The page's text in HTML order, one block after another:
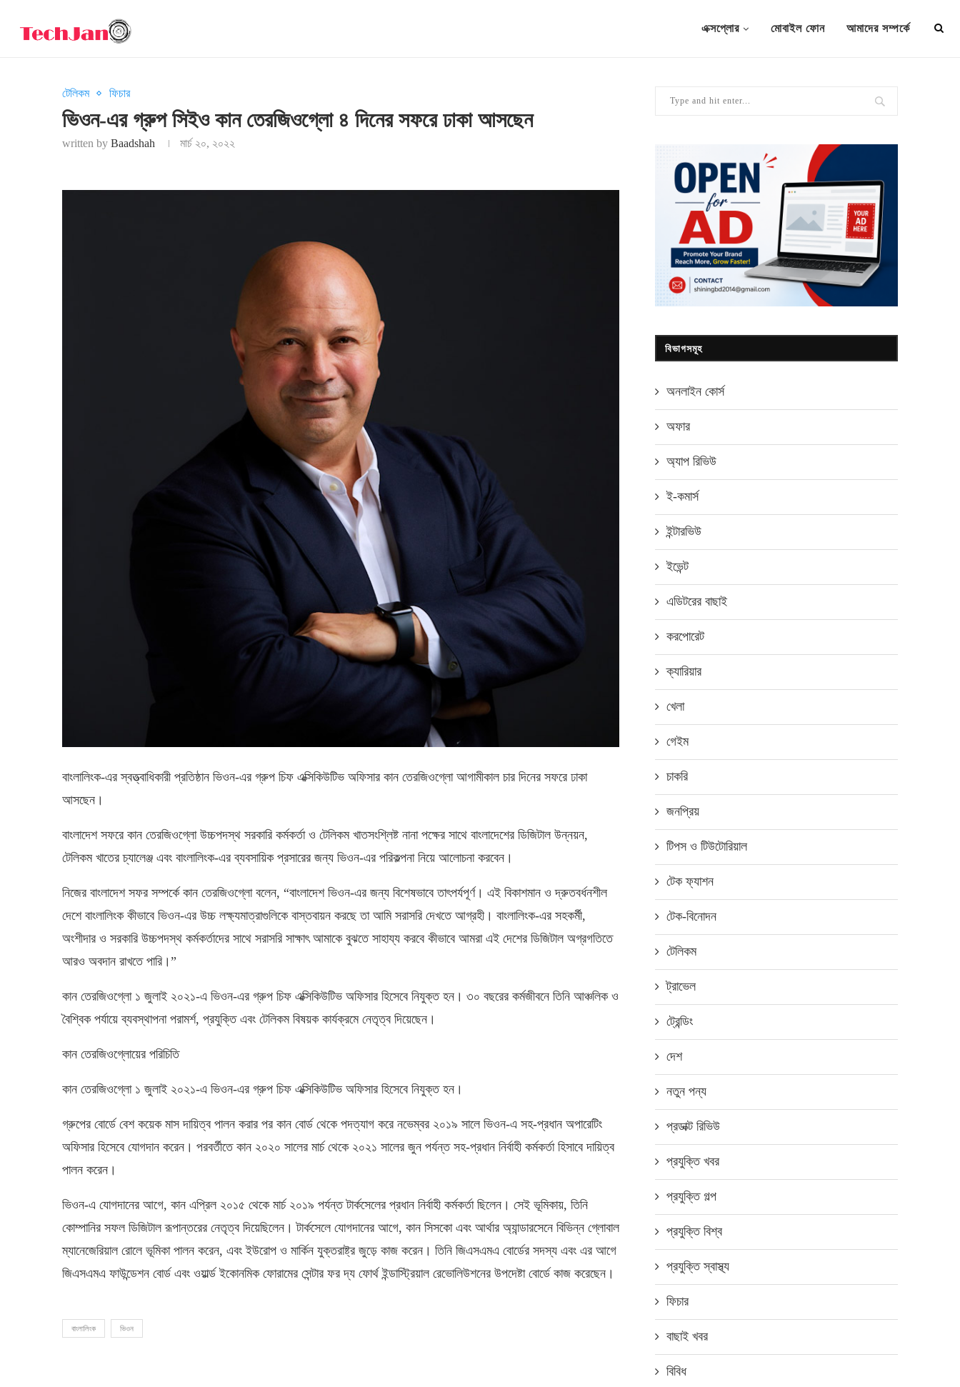
এক্সপ্লোর মোবাইল ফোন আমাদের সম্পর্কে
টেলিকম ফিচার
ভিওন-এর গ্রুপ সিইও কান তেরজিওগ্লো ৪ দিনের সফরে ঢাকা আসছেন
written by Baadshah মার্চ ২০, ২০২২
বাংলালিংক-এর স্বত্ত্বাধিকারী প্রতিষ্ঠান ভিওন-এর গ্রুপ চিফ এক্সিকিউটিভ অফিসার কান তেরজিওগ্লো আগামীকাল চার দিনের সফরে ঢাকা
আসছেন।
বাংলাদেশ সফরে কান তেরজিওগ্লো উচ্চপদস্থ সরকারি কর্মকর্তা ও টেলিকম খাতসংশ্লিষ্ট নানা পক্ষের সাথে বাংলাদেশের ডিজিটাল উন্নয়ন,
টেলিকম খাতের চ্যালেঞ্জ এবং বাংলালিংক-এর ব্যবসায়িক প্রসারের জন্য ভিওন-এর পরিকল্পনা নিয়ে আলোচনা করবেন।
নিজের বাংলাদেশ সফর সম্পর্কে কান তেরজিওগ্লো বলেন, “বাংলাদেশ ভিওন-এর জন্য বিশেষভাবে তাৎপর্যপূর্ণ। এই বিকাশমান ও দ্রুতবর্ধনশীল
দেশে বাংলালিংক কীভাবে ভিওন-এর উচ্চ লক্ষ্যমাত্রাগুলিকে বাস্তবায়ন করছে তা আমি সরাসরি দেখতে আগ্রহী। বাংলালিংক-এর সহকর্মী,
অংশীদার ও সরকারি উচ্চপদস্থ কর্মকর্তাদের সাথে সরাসরি সাক্ষাৎ আমাকে বুঝতে সাহায্য করবে কীভাবে আমরা এই দেশের ডিজিটাল অগ্রগতিতে
আরও অবদান রাখতে পারি।”
কান তেরজিওগ্লো ১ জুলাই ২০২১-এ ভিওন-এর গ্রুপ চিফ এক্সিকিউটিভ অফিসার হিসেবে নিযুক্ত হন। ৩০ বছরের কর্মজীবনে তিনি আঞ্চলিক ও
বৈশ্বিক পর্যায়ে ব্যবস্থাপনা পরামর্শ, প্রযুক্তি এবং টেলিকম বিষয়ক কার্যক্রমে নেতৃত্ব দিয়েছেন।
কান তেরজিওগ্লোয়ের পরিচিতি
কান তেরজিওগ্লো ১ জুলাই ২০২১-এ ভিওন-এর গ্রুপ চিফ এক্সিকিউটিভ অফিসার হিসেবে নিযুক্ত হন।
গ্রুপের বোর্ডে বেশ কয়েক মাস দায়িত্ব পালন করার পর কান বোর্ড থেকে পদত্যাগ করে নভেম্বর ২০১৯ সালে ভিওন-এ সহ-প্রধান অপারেটিং
অফিসার হিসেবে যোগদান করেন। পরবর্তীতে কান ২০২০ সালের মার্চ থেকে ২০২১ সালের জুন পর্যন্ত সহ-প্রধান নির্বাহী কর্মকর্তা হিসাবে দায়িত্ব
পালন করেন।
ভিওন-এ যোগদানের আগে, কান এপ্রিল ২০১৫ থেকে মার্চ ২০১৯ পর্যন্ত টার্কসেলের প্রধান নির্বাহী কর্মকর্তা ছিলেন। সেই ভূমিকায়, তিনি
কোম্পানির সফল ডিজিটাল রূপান্তরের নেতৃত্ব দিয়েছিলেন। টার্কসেলে যোগদানের আগে, কান সিসকো এবং আর্থার অ্যান্ডারসেনে বিভিন্ন গ্লোবাল
ম্যানেজেরিয়াল রোলে ভূমিকা পালন করেন, এবং ইউরোপ ও মার্কিন যুক্তরাষ্ট্র জুড়ে কাজ করেন। তিনি জিএসএমএ বোর্ডের সদস্য এবং এর আগে
জিএসএমএ ফাউন্ডেশন বোর্ড এবং ওয়ার্ল্ড ইকোনমিক ফোরামের সেন্টার ফর দ্য ফোর্থ ইন্ডাস্ট্রিয়াল রেভোলিউশনের উপদেষ্টা বোর্ডে কাজ করেছেন।
বাংলালিংক ভিওন
বিভাগসমূহ
অনলাইন কোর্স
অফার
অ্যাপ রিভিউ
ই-কমার্স
ইন্টারভিউ
ইভেন্ট
এডিটরের বাছাই
করপোরেট
ক্যারিয়ার
খেলা
গেইম
চাকরি
জনপ্রিয়
টিপস ও টিউটোরিয়াল
টেক ফ্যাশন
টেক-বিনোদন
টেলিকম
ট্রাভেল
ট্রেন্ডিং
দেশ
নতুন পন্য
প্রডাক্ট রিভিউ
প্রযুক্তি খবর
প্রযুক্তি গল্প
প্রযুক্তি বিশ্ব
প্রযুক্তি স্বাস্থ্য
ফিচার
বাছাই খবর
বিবিধ